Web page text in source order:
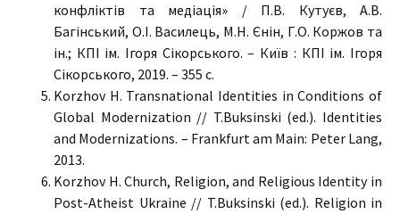
конфліктів та медіація» / П.В. Кутуєв, А.В.
Багінський, О.І. Василець, М.Н. Єнін, Г.О. Коржов та
ін.; КПІ ім. Ігоря Сікорського. – Київ : КПІ ім. Ігоря
Сікорського, 2019. – 355 с.
Korzhov H. Transnational Identities in Conditions of
Global Modernization // T.Buksinski (ed.). Identities
and Modernizations. – Frankfurt am Main: Peter Lang,
2013.
Korzhov H. Church, Religion, and Religious Identity in
Post-Atheist Ukraine // T.Buksinski (ed.). Religion in